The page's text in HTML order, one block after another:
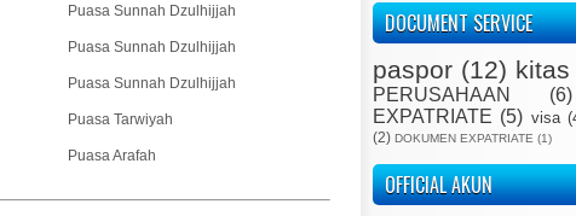
Puasa Sunnah Dzulhijjah
Puasa Sunnah Dzulhijjah
Puasa Sunnah Dzulhijjah
Puasa Tarwiyah
Puasa Arafah
DOCUMENT SERVICE
paspor (12) kitas
PERUSAHAAN
(6)
EXPATRIATE (5) visa
(2) DOKUMEN EXPATRIATE (1)
OFFICIAL AKUN